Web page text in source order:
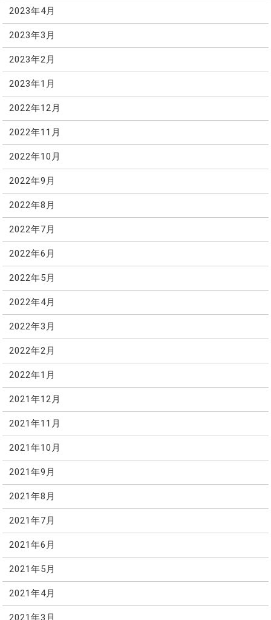
2023年4月
2023年3月
2023年2月
2023年1月
2022年12月
2022年11月
2022年10月
2022年9月
2022年8月
2022年7月
2022年6月
2022年5月
2022年4月
2022年3月
2022年2月
2022年1月
2021年12月
2021年11月
2021年10月
2021年9月
2021年8月
2021年7月
2021年6月
2021年5月
2021年4月
2021年3月